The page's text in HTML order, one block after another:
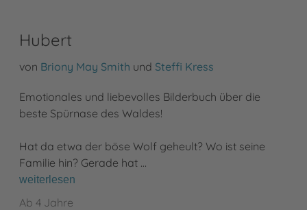
Hubert
von Briony May Smith und Steffi Kress
Emotionales und liebevolles Bilderbuch über die
beste Spürnase des Waldes!
Hat da etwa der böse Wolf geheult? Wo ist seine
Familie hin? Gerade hat …
weiterlesen
Ab 4 Jahre